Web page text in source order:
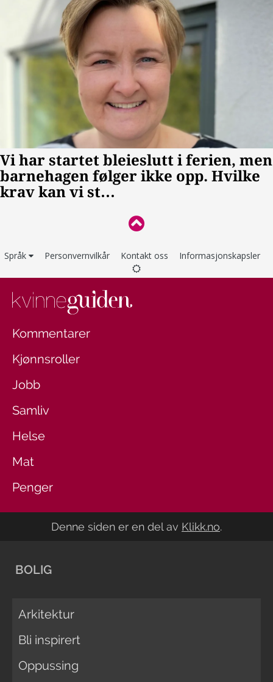
Språk Personvernvilkår Kontakt oss Informasjonskapsler
Kommentarer
Kjønnsroller
Jobb
Samliv
Helse
Mat
Penger
Denne siden er en del av Klikk.no.
BOLIG
Arkitektur
Bli inspirert
Oppussing